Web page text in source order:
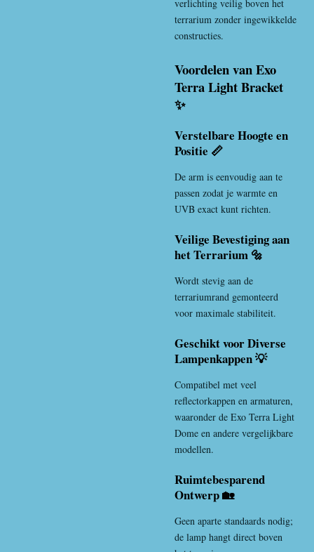
verlichting veilig boven het
terrarium zonder ingewikkelde
constructies.
Voordelen van Exo
Terra Light Bracket
✨
Verstelbare Hoogte en
Positie 📏
De arm is eenvoudig aan te
passen zodat je warmte en
UVB exact kunt richten.
Veilige Bevestiging aan
het Terrarium 🔩
Wordt stevig aan de
terrariumrand gemonteerd
voor maximale stabiliteit.
Geschikt voor Diverse
Lampenkappen 💡
Compatibel met veel
reflectorkappen en armaturen,
waaronder de Exo Terra Light
Dome en andere vergelijkbare
modellen.
Ruimtebesparend
Ontwerp 🏡
Geen aparte standaards nodig;
de lamp hangt direct boven